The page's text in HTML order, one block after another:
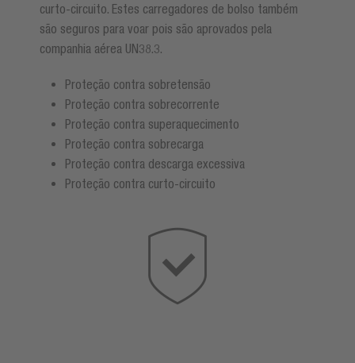
curto-circuito. Estes carregadores de bolso também
são seguros para voar pois são aprovados pela
companhia aérea UN38.3.
Proteção contra sobretensão
Proteção contra sobrecorrente
Proteção contra superaquecimento
Proteção contra sobrecarga
Proteção contra descarga excessiva
Proteção contra curto-circuito